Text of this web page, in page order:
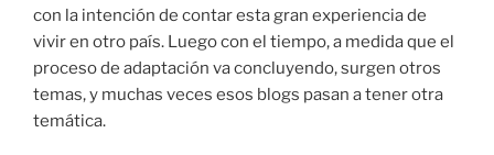
con la intención de contar esta gran experiencia de
vivir en otro país. Luego con el tiempo, a medida que el
proceso de adaptación va concluyendo, surgen otros
temas, y muchas veces esos blogs pasan a tener otra
temática.